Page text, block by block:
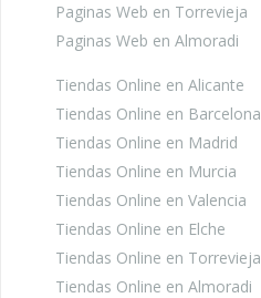
Paginas Web en Torrevieja
Paginas Web en Almoradi
Tiendas Online en Alicante
Tiendas Online en Barcelona
Tiendas Online en Madrid
Tiendas Online en Murcia
Tiendas Online en Valencia
Tiendas Online en Elche
Tiendas Online en Torrevieja
Tiendas Online en Almoradi